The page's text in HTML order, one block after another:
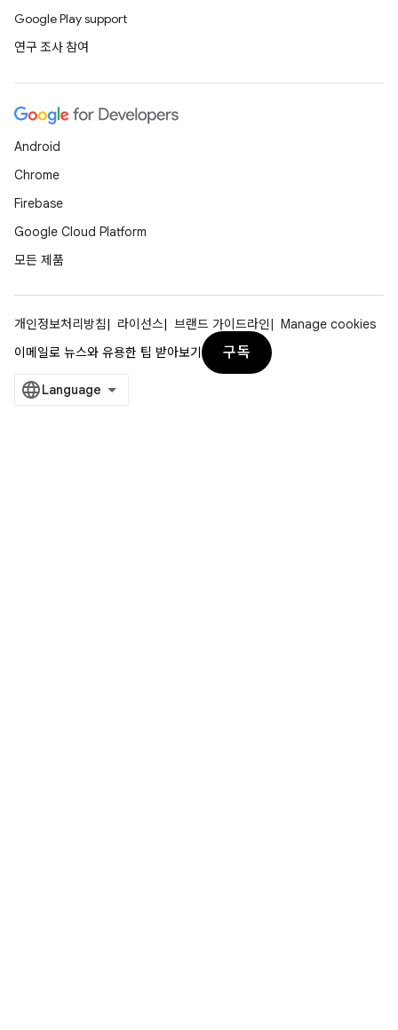
Google Play support
연구 조사 참여
Android
Chrome
Firebase
Google Cloud Platform
모든 제품
개인정보처리방침 라이선스 브랜드 가이드라인
Manage cookies
이메일로 뉴스와 유용한 팁 받아보기
구독